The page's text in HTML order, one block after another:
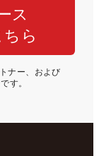
ス
ら
ナー、および
す。